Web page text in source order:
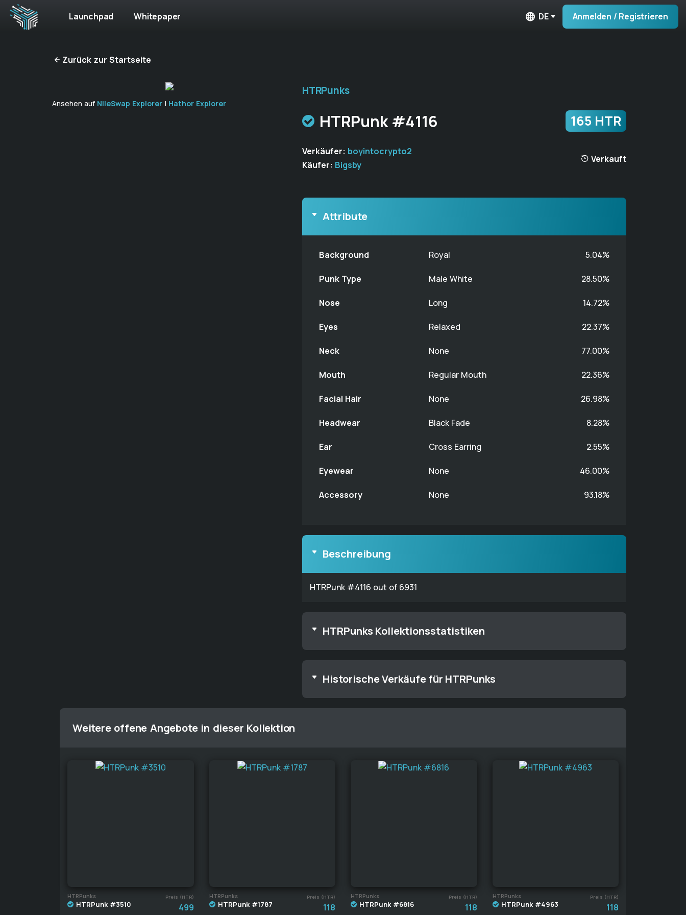
Launchpad Whitepaper DE Anmelden / Registrieren
Zurück zur Startseite
Ansehen auf NileSwap Explorer | Hathor Explorer
HTRPunks
HTRPunk #4116 165 HTR
Verkäufer: boyintocrypto2
Käufer: Bigsby
Verkauft
Attribute
Background Royal 5.04%
Punk Type Male White 28.50%
Nose Long 14.72%
Eyes Relaxed 22.37%
Neck None 77.00%
Mouth Regular Mouth 22.36%
Facial Hair None 26.98%
Headwear Black Fade 8.28%
Ear Cross Earring 2.55%
Eyewear None 46.00%
Accessory None 93.18%
Beschreibung
HTRPunk #4116 out of 6931
HTRPunks Kollektionsstatistiken
Historische Verkäufe für HTRPunks
Weitere offene Angebote in dieser Kollektion
HTRPunks Preis (HTR)
HTRPunk #3510 499
HTRPunks Preis (HTR)
HTRPunk #1787 118
HTRPunks Preis (HTR)
HTRPunk #6816 118
HTRPunks Preis (HTR)
HTRPunk #4963 118